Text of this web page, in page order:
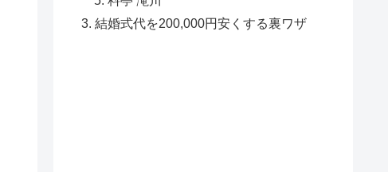
結婚式代を200,000円安くする裏ワザ